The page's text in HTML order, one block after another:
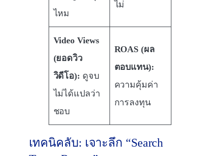
ไหม
ไม่
Video Views
(ยอดวิว
วิดีโอ): ดูจบ
ไม่ได้แปลว่า
ชอบ
ROAS (ผล
ตอบแทน):
ความคุ้มค่า
การลงทุน
เทคนิคลับ: เจาะลึก “Search